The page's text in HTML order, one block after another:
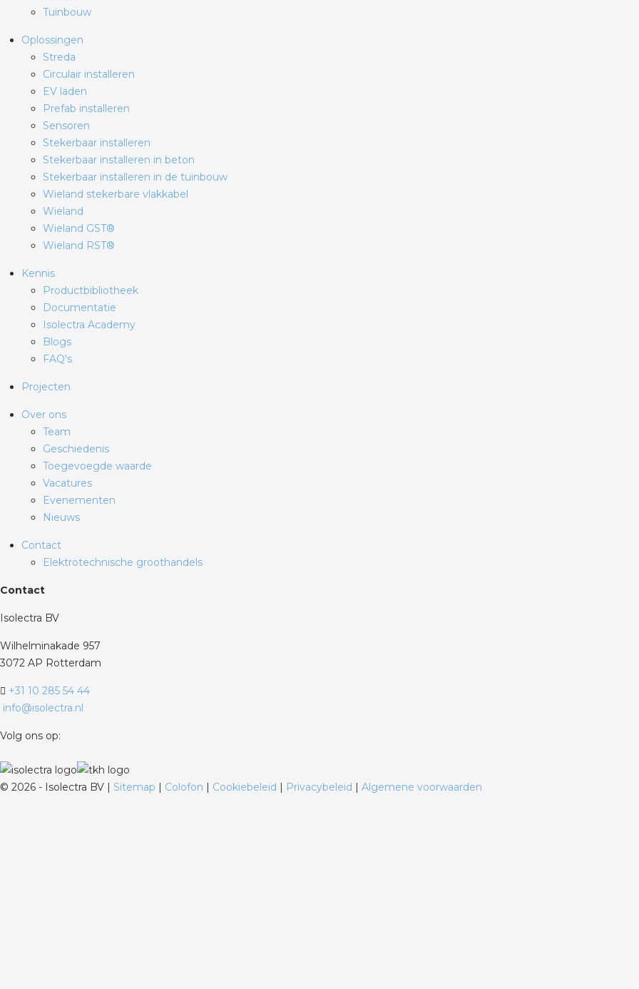
Tuinbouw
Oplossingen
Streda
Circulair installeren
EV laden
Prefab installeren
Sensoren
Stekerbaar installeren
Stekerbaar installeren in beton
Stekerbaar installeren in de tuinbouw
Wieland stekerbare vlakkabel
Wieland
Wieland GST®
Wieland RST®
Kennis
Productbibliotheek
Documentatie
Isolectra Academy
Blogs
FAQ's
Projecten
Over ons
Team
Geschiedenis
Toegevoegde waarde
Vacatures
Evenementen
Nieuws
Contact
Elektrotechnische groothandels
Contact
Isolectra BV
Wilhelminakade 957
3072 AP Rotterdam
+31 10 285 54 44
info@isolectra.nl
Volg ons op:
© 2026 - Isolectra BV | Sitemap | Colofon | Cookiebeleid | Privacybeleid | Algemene voorwaarden